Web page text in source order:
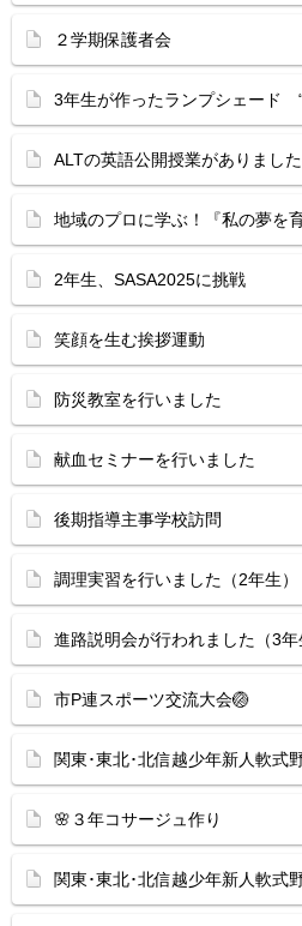
２学期保護者会
3年生が作ったランプシェード
ALTの英語公開授業がありまし
地域のプロに学ぶ！『私の夢を
2年生、SASA2025に挑戦
笑顔を生む挨拶運動
防災教室を行いました
献血セミナーを行いました
後期指導主事学校訪問
調理実習を行いました（2年生）
進路説明会が行われました（3年
市P連スポーツ交流大会🏐
関東･東北･北信越少年新人軟
🌸３年コサージュ作り
関東･東北･北信越少年新人軟式